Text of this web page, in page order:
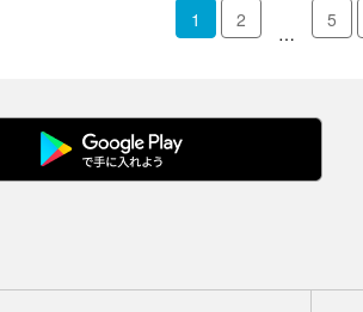
1 2
…
5